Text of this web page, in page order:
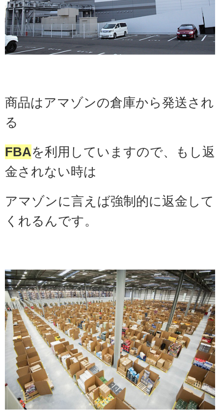
商品はアマゾンの倉庫から発送され
る
FBAを利用していますので、もし返
金されない時は
アマゾンに言えば強制的に返金して
くれるんです。